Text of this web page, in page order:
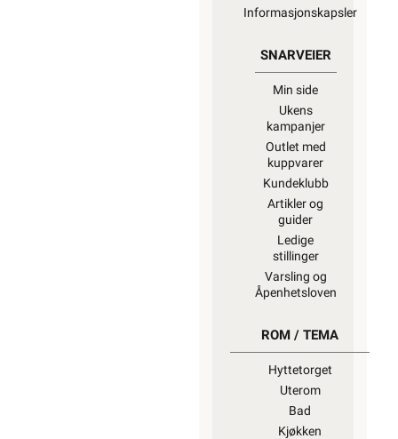
Informasjonskapsler
SNARVEIER
Min side
Ukens
kampanjer
Outlet med
kuppvarer
Kundeklubb
Artikler og
guider
Ledige
stillinger
Varsling og
Åpenhetsloven
ROM / TEMA
Hyttetorget
Uterom
Bad
Kjøkken